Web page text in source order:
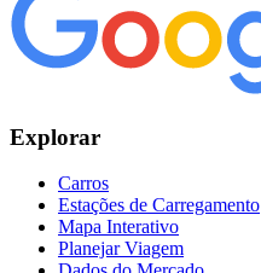
Explorar
Carros
Estações de Carregamento
Mapa Interativo
Planejar Viagem